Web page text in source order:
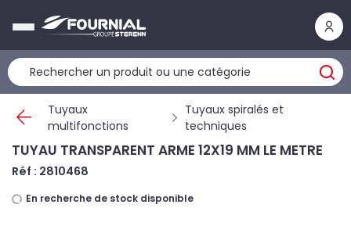
Tuyaux
multifonctions
Tuyaux spiralés et
techniques
TUYAU TRANSPARENT ARME 12X19 MM LE METRE
Réf : 2810468
En recherche de stock disponible